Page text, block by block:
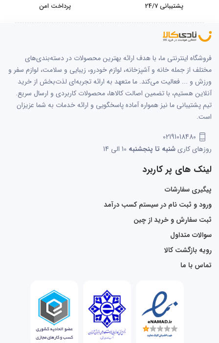
پشتیبانی 24/7 پرداخت امن
فروشگاه اینترنتی ما، با هدف ارائه بهترین محصولات در دسته‌بندی‌های
مختلف از جمله خانه و آشپزخانه، لوازم خودرو، زیبایی و سلامت، لوازم سفر و
ورزش و ... فعالیت می‌کند. ما متعهد به ارائه تجربه‌ای لذت‌بخش از خرید
آنلاین هستیم، با تضمین اصالت کالاها، محصولات کاربردی و ارسال سریع.
تیم پشتیبانی ما نیز همواره آماده پاسخگویی و ارائه خدمات به شما عزیزان
است.
02191018480
روزهای کاریشنبه تا پنجشنبه
لینک های پر کاربرد
پیگیری سفارشات
ورود و ثبت نام در سیستم کسب درآمد
ثبت سفارش و خرید از چین
سوالات متداول
رویه بازگشت کالا
تماس با ما